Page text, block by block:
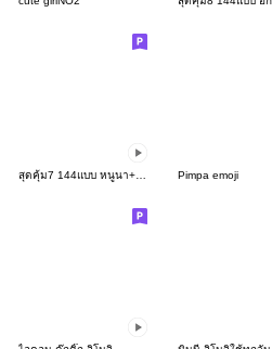
Pimpa emoji